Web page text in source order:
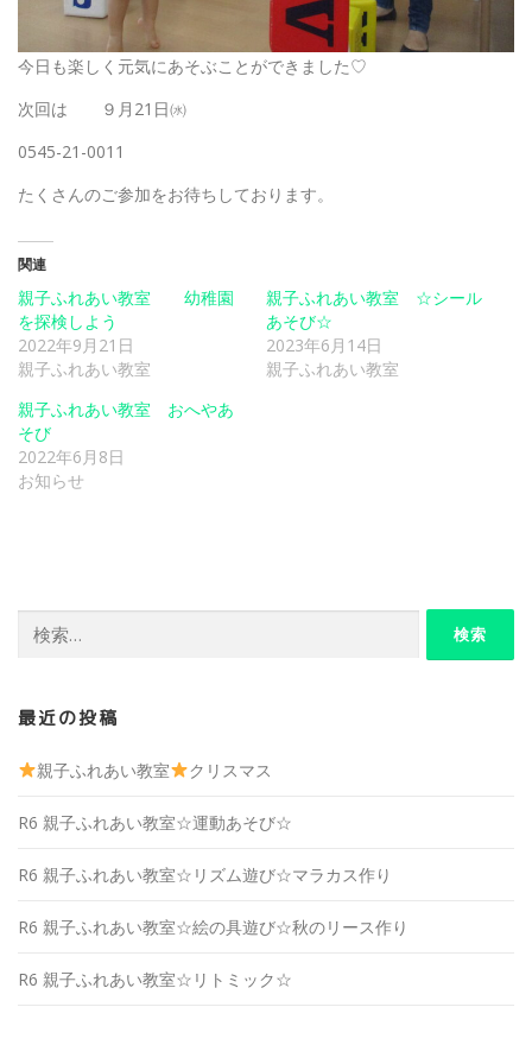
今日も楽しく元気にあそぶことができました♡
次回は ９月21日㈬
0545-21-0011
たくさんのご参加をお待ちしております。
関連
親子ふれあい教室 幼稚園
を探検しよう
2022年9月21日
親子ふれあい教室
親子ふれあい教室 ☆シール
あそび☆
2023年6月14日
親子ふれあい教室
親子ふれあい教室 おへやあ
そび
2022年6月8日
お知らせ
索:
最近の投稿
親子ふれあい教室 クリスマス
R6 親子ふれあい教室☆運動あそび☆
R6 親子ふれあい教室☆リズム遊び☆マラカス作り
R6 親子ふれあい教室☆絵の具遊び☆秋のリース作り
R6 親子ふれあい教室☆リトミック☆